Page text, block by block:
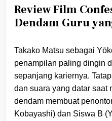
Review Film
Dendam Guru
Takako Matsu sebagai
penampilan paling dingin
sepanjang kariernya.
dan suara yang datar saat
dendam membuat
Kobayashi) dan Siswa B